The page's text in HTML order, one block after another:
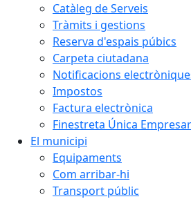
Catàleg de Serveis
Tràmits i gestions
Reserva d'espais púbics
Carpeta ciutadana
Notificacions
Impostos
Factura electrònica
Finestreta Única
El municipi
Equipaments
Com arribar-hi
Transport públic